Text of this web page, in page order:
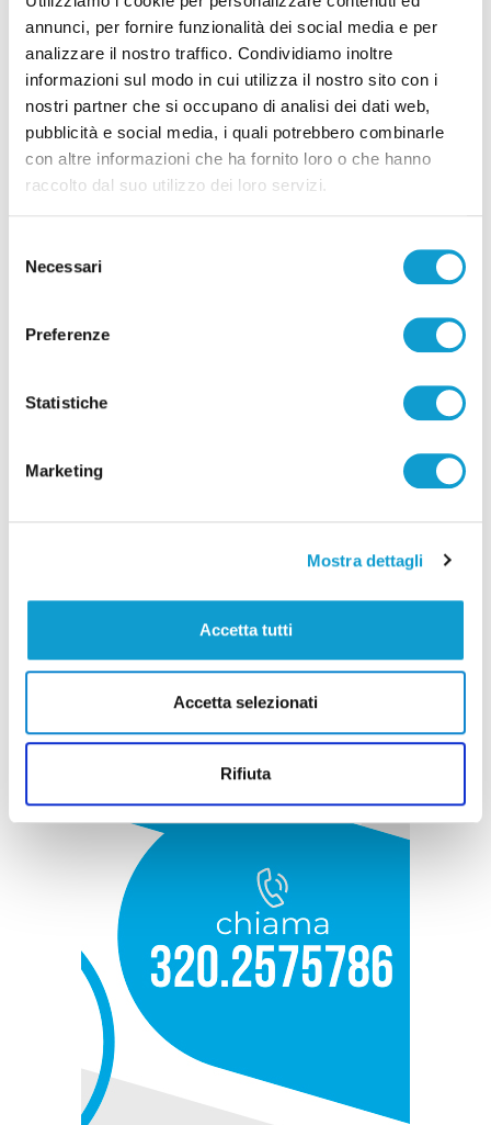
annunci, per fornire funzionalità dei social media e per
analizzare il nostro traffico. Condividiamo inoltre
informazioni sul modo in cui utilizza il nostro sito con i
nostri partner che si occupano di analisi dei dati web,
pubblicità e social media, i quali potrebbero combinarle
con altre informazioni che ha fornito loro o che hanno
raccolto dal suo utilizzo dei loro servizi.
delNecessari
Preferenze
Statistiche
Marketing
Mostra dettagli
Accetta tutti
Accetta selezionati
Rifiuta
Pubblicità